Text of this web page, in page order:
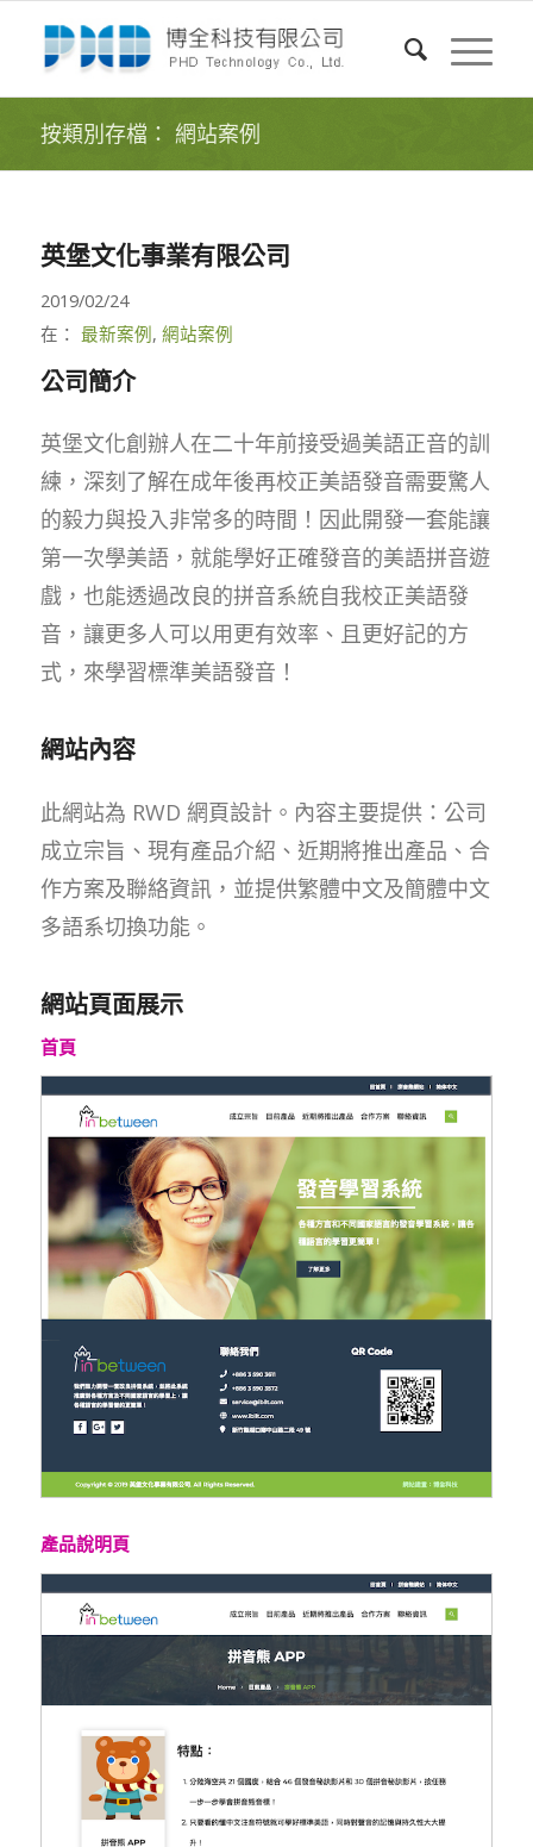
按類別存檔： 網站案例
英堡文化事業有限公司
2019/02/24
在： 最新案例, 網站案例
公司簡介
英堡文化創辦人在二十年前接受過美語正音的訓
練，深刻了解在成年後再校正美語發音需要驚人
的毅力與投入非常多的時間！因此開發一套能讓
第一次學美語，就能學好正確發音的美語拼音遊
戲，也能透過改良的拼音系統自我校正美語發
音，讓更多人可以用更有效率、且更好記的方
式，來學習標準美語發音！
網站內容
此網站為 RWD 網頁設計。內容主要提供：公司
成立宗旨、現有產品介紹、近期將推出產品、合
作方案及聯絡資訊，並提供繁體中文及簡體中文
多語系切換功能。
網站頁面展示
首頁
產品說明頁